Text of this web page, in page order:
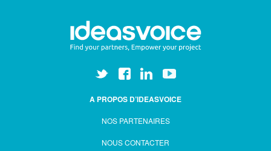
A PROPOS D’IDEASVOICE
NOS PARTENAIRES
NOUS CONTACTER